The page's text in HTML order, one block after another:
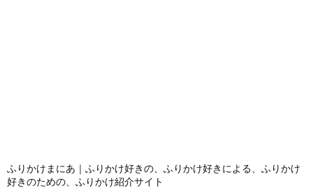
ふりかけまにあ｜ふりかけ好きの、ふりかけ好きによる、ふりかけ
好きのための、ふりかけ紹介サイト